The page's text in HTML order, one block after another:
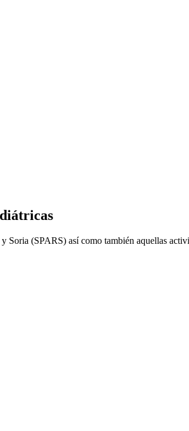
(SPARS) así como también aquellas